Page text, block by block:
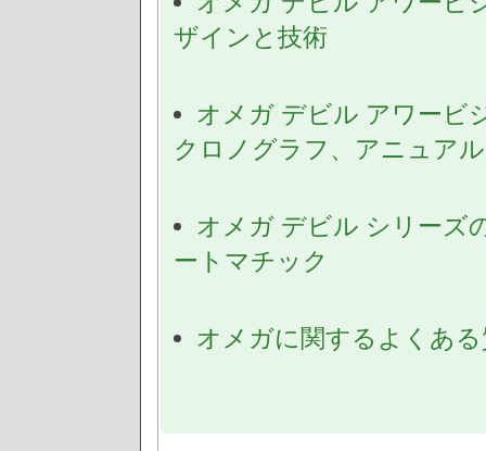
ザインと技術
オメガ デビル アワービ
クロノグラフ、アニュア
オメガ デビル シリーズ
ートマチック
オメガに関するよくあ